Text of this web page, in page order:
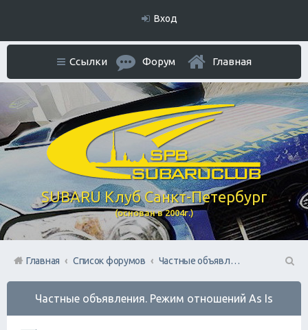
Вход
SUBARU Клуб Санкт-Петербург
(основан в 2004г.)
Ссылки Форум Главная
Главная Список форумов
Частные объявления. Режим отношений As Is
П
Частные объявления. Режим отношений As Is